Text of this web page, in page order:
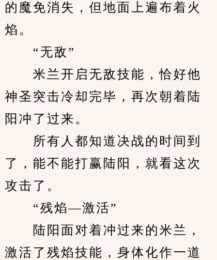
的魔免消失，但地面上遍布着火
焰。
“无敌”
米兰开启无敌技能，恰好他
神圣突击冷却完毕，再次朝着陆
阳冲了过来。
所有人都知道决战的时间到
了，能不能打赢陆阳，就看这次
攻击了。
“残焰—激活”
陆阳面对着冲过来的米兰，
激活了残焰技能，身体化作一道